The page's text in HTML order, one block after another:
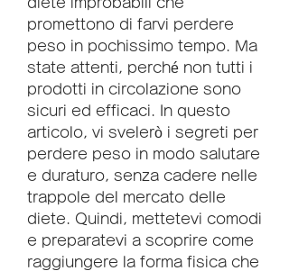
promettono di farvi perdere
peso in pochissimo tempo. Ma
state attenti, perché non tutti i
prodotti in circolazione sono
sicuri ed efficaci. In questo
articolo, vi svelerò i segreti per
perdere peso in modo salutare
e duraturo, senza cadere nelle
trappole del mercato delle
diete. Quindi, mettetevi comodi
e preparatevi a scoprire come
raggiungere la forma fisica che